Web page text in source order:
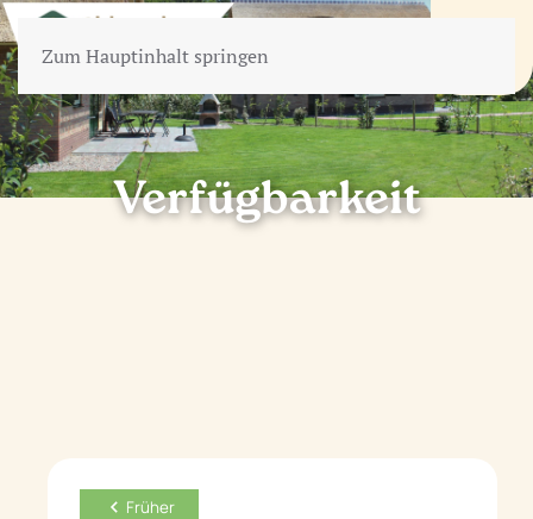
Zum Hauptinhalt springen
Verfügbarkeit
Früher